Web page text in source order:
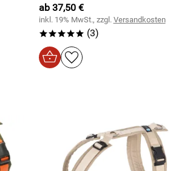
ab 37,50 €
inkl. 19% MwSt., zzgl. Versandkosten
***** (3)